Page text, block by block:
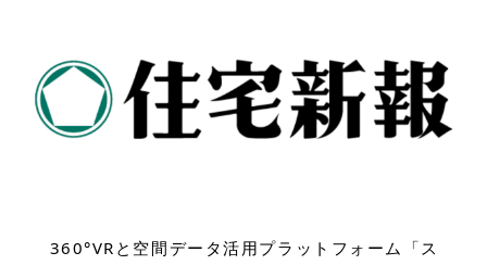
360°VRと空間データ活用プラットフォーム「ス